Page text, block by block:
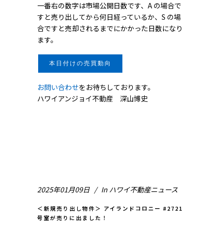
一番右の数字は市場公開日数です、A の場合で
すと売り出してから何日経っているか、S の場
合ですと売却されるまでにかかった日数になり
ます。
本日付けの売買動向
お問い合わせをお待ちしております。
ハワイアンジョイ不動産 深山博史
2025年01月09日 In ハワイ不動産ニュース
＜新規売り出し物件＞ アイランドコロニー #2721
号室が売りに出ました！